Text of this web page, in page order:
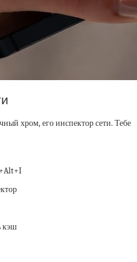
хром, его инспектор сети. Тебе
кэш